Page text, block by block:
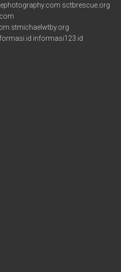
sctbrescue.org
stmichaelwtby.org
informasi123.id